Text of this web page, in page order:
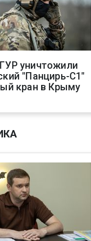
уничтожили
"Панцирь-С1"
кран в Крыму